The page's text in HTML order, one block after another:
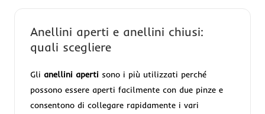
Anellini aperti e anellini chiusi:
quali scegliere
Gli anellini aperti sono i più utilizzati perché
possono essere aperti facilmente con due pinze e
consentono di collegare rapidamente i vari